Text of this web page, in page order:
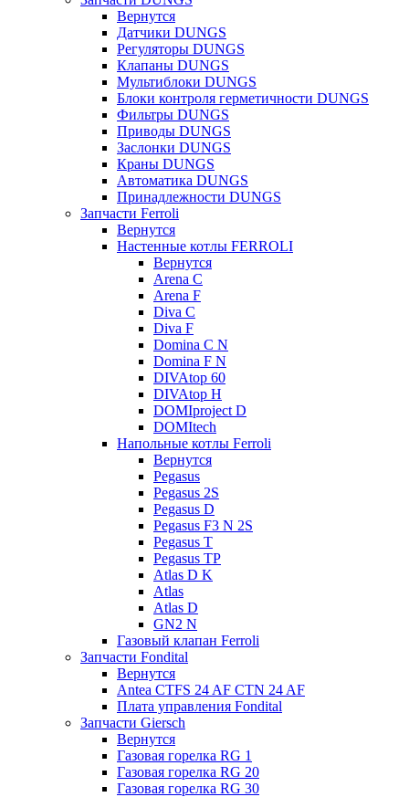
Вернутся
Датчики DUNGS
Регуляторы DUNGS
Клапаны DUNGS
Мультиблоки DUNGS
Блоки контроля герметичности DUNGS
Фильтры DUNGS
Приводы DUNGS
Заслонки DUNGS
Краны DUNGS
Автоматика DUNGS
Принадлежности DUNGS
Запчасти Ferroli
Вернутся
Настенные котлы FERROLI
Вернутся
Arena C
Arena F
Diva C
Diva F
Domina C N
Domina F N
DIVAtop 60
DIVAtop H
DOMIproject D
DOMItech
Напольные котлы Ferroli
Вернутся
Pegasus
Pegasus 2S
Pegasus D
Pegasus F3 N 2S
Pegasus T
Pegasus TP
Atlas D K
Atlas
Atlas D
GN2 N
Газовый клапан Ferroli
Запчасти Fondital
Вернутся
Antea CTFS 24 AF CTN 24 AF
Плата управления Fondital
Запчасти Giersch
Вернутся
Газовая горелка RG 1
Газовая горелка RG 20
Газовая горелка RG 30